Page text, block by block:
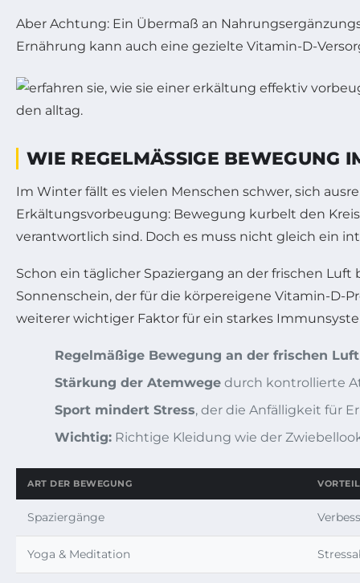
Aber Achtung: Ein Übermaß an
Ernährung kann auch eine gezielte Vitamin-D-
WIE REGELMÄSSIGE BEWEGUNG
Im Winter fällt es vielen Menschen schwer, sich
Erkältungsvorbeugung: Bewegung kurbelt den
verantwortlich sind. Doch es muss nicht gleich ein
Schon ein täglicher Spaziergang an der frischen
Sonnenschein, der für die körpereigene Vitamin-D-
weiterer wichtiger Faktor für ein starkes
Regelmäßige Bewegung an der frischen Luft
Stärkung der Atemwege durch kontrollierte
Sport mindert Stress, der die Anfälligkeit für
Wichtig: Richtige Kleidung wie der
ART DER BEWEGUNG
Spaziergänge
Yoga & Meditation